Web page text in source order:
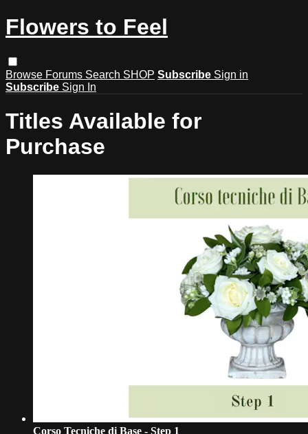
Flowers to Feel
Browse Forums Search SHOP Subscribe Sign in
Subscribe Sign In
Titles Available for
Purchase
Corso Tecniche di Base - Step 1